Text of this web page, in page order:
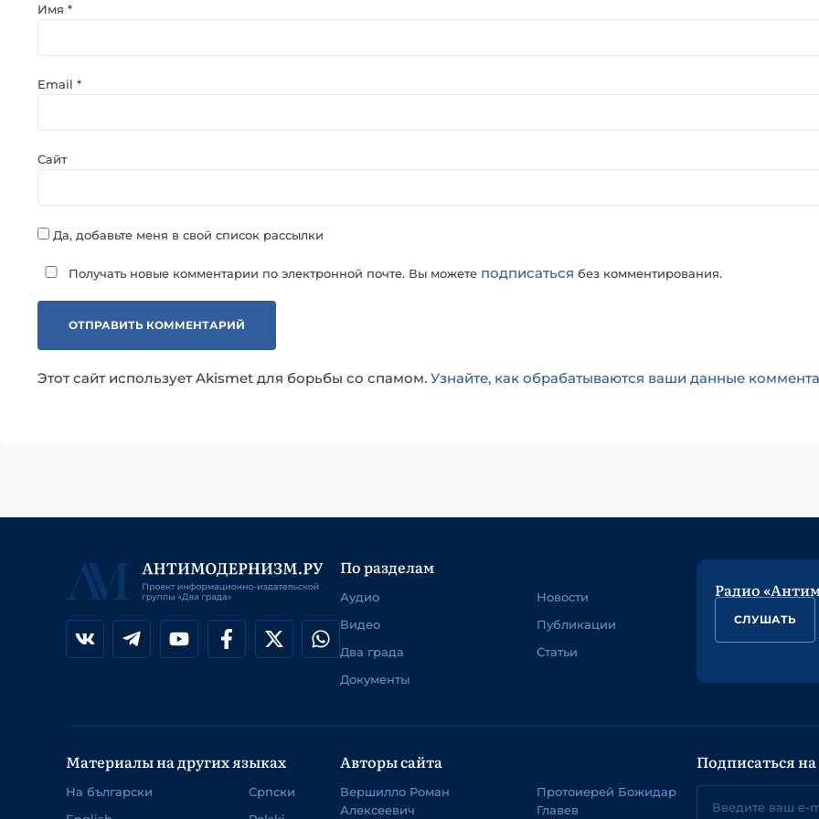
Имя *
Email *
Сайт
Да, добавьте меня в свой список рассылки
Получать новые комментарии по электронной почте. Вы можете подписаться без комментирования.
Этот сайт использует Akismet для борьбы со спамом. Узнайте, как обрабатываются ваши данные
По разделам
Аудио
Видео
Два града
Документы
Новости
Публикации
Статьи
Радио
СЛУШАТЬ
Материалы на других языках
На български
Српски
Авторы сайта
Вершилло Роман
Алексеевич
Протоиерей Божидар
Главев
Подписаться